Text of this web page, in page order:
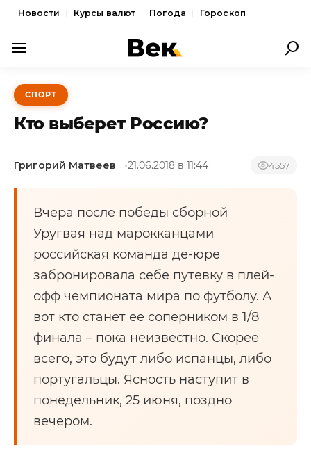
Новости Курсы валют Погода Гороскоп
ПОЛИТИКА
ЭКОНОМИКА
СПОРТ
КУЛЬТУРА
НОВОСТИ
СПОРТ
Кто выберет Россию?
Григорий Матвеев 21.06.2018 в 11:44 4557
Вчера после победы сборной
Уругвая над марокканцами
российская команда де-юре
забронировала себе путевку в плей-
офф чемпионата мира по футболу. А
вот кто станет ее соперником в 1/8
финала – пока неизвестно. Скорее
всего, это будут либо испанцы, либо
португальцы. Ясность наступит в
понедельник, 25 июня, поздно
вечером.